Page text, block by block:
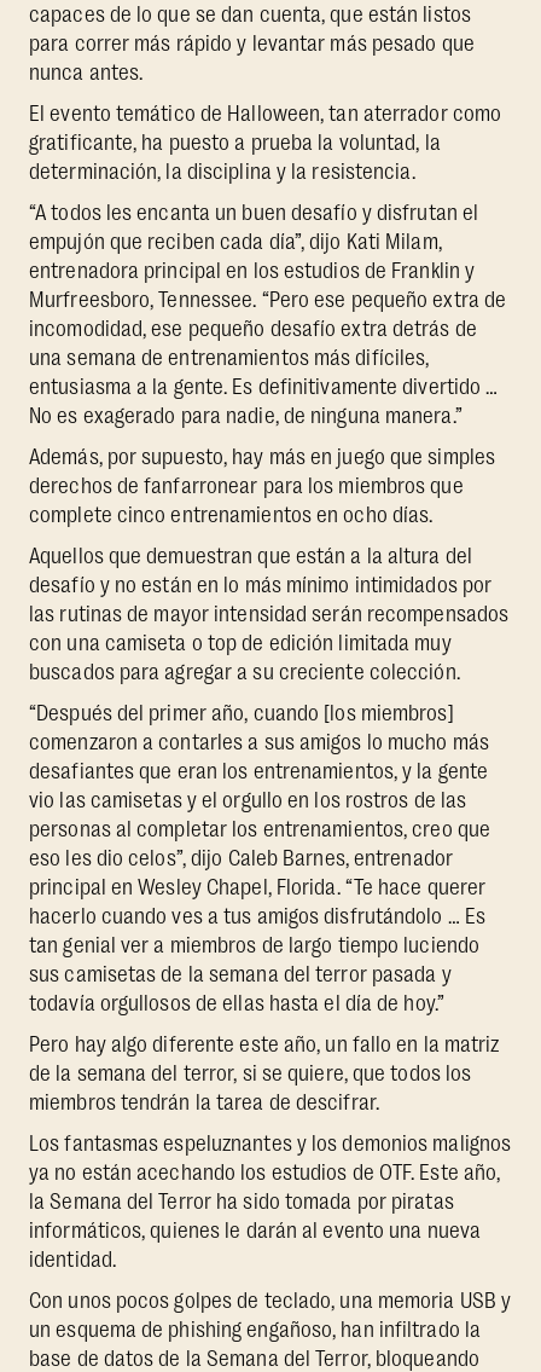
capaces de lo que se dan cuenta, que están listos
para correr más rápido y levantar más pesado que
nunca antes.
El evento temático de Halloween, tan aterrador como
gratificante, ha puesto a prueba la voluntad, la
determinación, la disciplina y la resistencia.
“A todos les encanta un buen desafío y disfrutan el
empujón que reciben cada día”, dijo Kati Milam,
entrenadora principal en los estudios de Franklin y
Murfreesboro, Tennessee. “Pero ese pequeño extra de
incomodidad, ese pequeño desafío extra detrás de
una semana de entrenamientos más difíciles,
entusiasma a la gente. Es definitivamente divertido …
No es exagerado para nadie, de ninguna manera.”
Además, por supuesto, hay más en juego que simples
derechos de fanfarronear para los miembros que
complete cinco entrenamientos en ocho días.
Aquellos que demuestran que están a la altura del
desafío y no están en lo más mínimo intimidados por
las rutinas de mayor intensidad serán recompensados
con una camiseta o top de edición limitada muy
buscados para agregar a su creciente colección.
“Después del primer año, cuando [los miembros]
comenzaron a contarles a sus amigos lo mucho más
desafiantes que eran los entrenamientos, y la gente
vio las camisetas y el orgullo en los rostros de las
personas al completar los entrenamientos, creo que
eso les dio celos”, dijo Caleb Barnes, entrenador
principal en Wesley Chapel, Florida. “Te hace querer
hacerlo cuando ves a tus amigos disfrutándolo … Es
tan genial ver a miembros de largo tiempo luciendo
sus camisetas de la semana del terror pasada y
todavía orgullosos de ellas hasta el día de hoy.”
Pero hay algo diferente este año, un fallo en la matriz
de la semana del terror, si se quiere, que todos los
miembros tendrán la tarea de descifrar.
Los fantasmas espeluznantes y los demonios malignos
ya no están acechando los estudios de OTF. Este año,
la Semana del Terror ha sido tomada por piratas
informáticos, quienes le darán al evento una nueva
identidad.
Con unos pocos golpes de teclado, una memoria USB y
un esquema de phishing engañoso, han infiltrado la
base de datos de la Semana del Terror, bloqueando